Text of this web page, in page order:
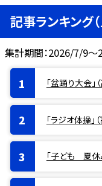
記事ランキング
集計期間：2026/7/9
「盆踊り大会」
「ラジオ体操」
「子ども 夏休